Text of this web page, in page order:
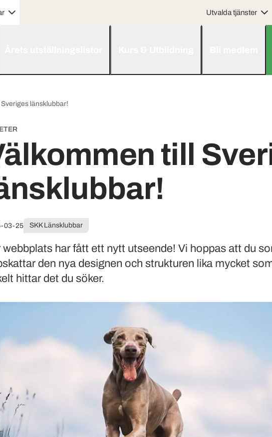
Utvalda tjänster
länsklubbar!
till
03-25 SKK Länsklubbar
webbplats har fått ett nytt utseende! Vi hoppas att du
den nya designen och strukturen lika mycket
hittar det du söker.